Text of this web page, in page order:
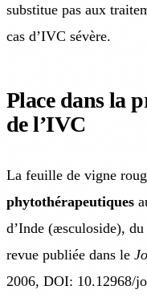
substitue pas aux
cas d’IVC sévère.
Place dans la
de l’IVC
La feuille de vigne
phytothérapeutiques
d’Inde (æsculoside),
revue publiée dans le
2006, DOI: 10.12968/